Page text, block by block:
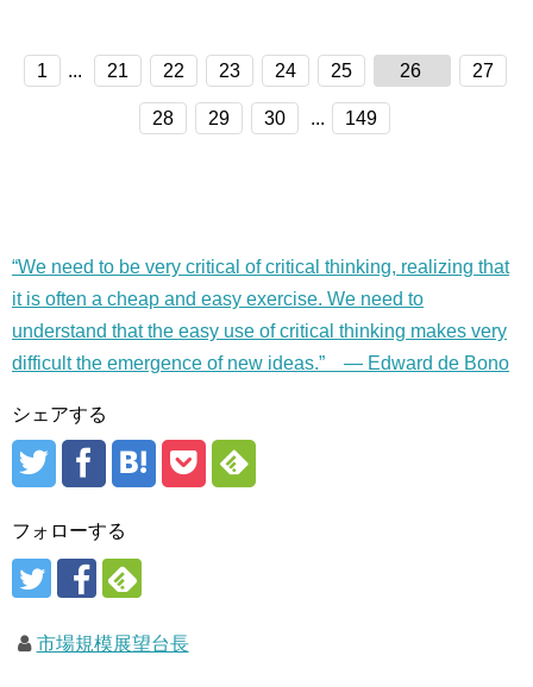
1 ... 21 22 23 24 25 26 27
28 29 30 ... 149
“We need to be very critical of critical thinking, realizing that
it is often a cheap and easy exercise. We need to
understand that the easy use of critical thinking makes very
difficult the emergence of new ideas.” — Edward de Bono
シェアする
フォローする
市場規模展望台長